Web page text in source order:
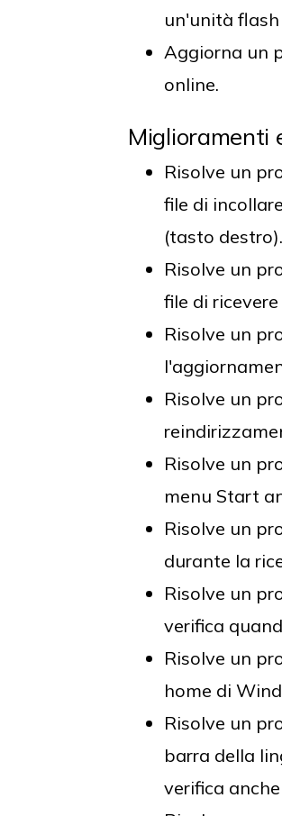
un'unità
Aggiorna un
online.
Miglioramenti
Risolve un
file di
(tasto destro).
Risolve un
file di
Risolve un
Risolve un
Risolve un
menu Start
Risolve un
durante la
Risolve un
verifica
Risolve un
home di
Risolve un
barra della
verifica